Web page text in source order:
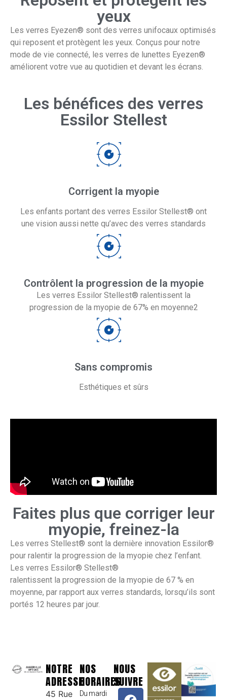
yeux
Les verres Eyezen® sont des verres unifocaux optimisés
qui reposent et protègent les yeux. Conçus pour notre
mode de vie connecté, les verres de lunettes Eyezen®
améliorent votre vue au quotidien et devant les écrans.
Les bénéfices des verres
Essilor Stellest
Corrigent la myopie
Les enfants portant des verres Essilor Stellest® ont
une vision aussi nette qu’avec des verres standards
Contrôlent la progression de la myopie
Les verres Essilor Stellest® ralentissent la
progression de la myopie de 67% en moyenne2
Sans compromis
Esthétiques et sûrs
Faites plus que corriger leur
myopie, freinez-la
Les verres Stellest® sont la dernière innovation Essilor®
pour ralentir la progression de la myopie chez l’enfant.
Les verres Essilor® Stellest®
ralentissent la progression de la myopie de 67 % en
moyenne, par rapport aux verres standards, lorsqu’ils sont
portés 12 heures par jour.
NOTRE
ADRESSE
45 Rue
NOS
HORAIRES
Du mardi
NOUS
SUIVRE